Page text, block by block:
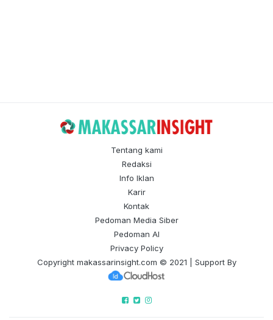
Tentang kami
Redaksi
Info Iklan
Karir
Kontak
Pedoman Media Siber
Pedoman AI
Privacy Policy
Copyright makassarinsight.com © 2021 | Support By